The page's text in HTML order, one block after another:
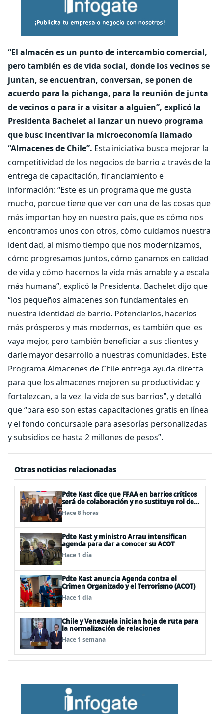
“El almacén es un punto de intercambio comercial,
pero también es de vida social, donde los vecinos se
juntan, se encuentran, conversan, se ponen de
acuerdo para la pichanga, para la reunión de junta
de vecinos o para ir a visitar a alguien”, explicó la
Presidenta Bachelet al lanzar un nuevo programa
que busc incentivar la microeconomía llamado
“Almacenes de Chile”. Esta iniciativa busca mejorar la
competitividad de los negocios de barrio a través de la
entrega de capacitación, financiamiento e
información: “Este es un programa que me gusta
mucho, porque tiene que ver con una de las cosas que
más importan hoy en nuestro país, que es cómo nos
encontramos unos con otros, cómo cuidamos nuestra
identidad, al mismo tiempo que nos modernizamos,
cómo progresamos juntos, cómo ganamos en calidad
de vida y cómo hacemos la vida más amable y a escala
más humana”, explicó la Presidenta. Bachelet dijo que
“los pequeños almacenes son fundamentales en
nuestra identidad de barrio. Potenciarlos, hacerlos
más prósperos y más modernos, es también que les
vaya mejor, pero también beneficiar a sus clientes y
darle mayor desarrollo a nuestras comunidades. Este
Programa Almacenes de Chile entrega ayuda directa
para que los almacenes mejoren su productividad y
fortalezcan, a la vez, la vida de sus barrios”, y detalló
que “para eso son estas capacitaciones gratis en línea
y el fondo concursable para asesorías personalizadas
y subsidios de hasta 2 millones de pesos”.
Otras noticias relacionadas
Pdte Kast dice que FFAA en barrios críticos
será de colaboración y no sustituye rol de
policías en control del orden público
Hace 8 horas
Pdte Kast y ministro Arrau intensifican
agenda para dar a conocer su ACOT
Hace 1 día
Pdte Kast anuncia Agenda contra el
Crimen Organizado y el Terrorismo (ACOT)
Hace 1 día
Chile y Venezuela inician hoja de ruta para
la normalización de relaciones
Hace 1 semana